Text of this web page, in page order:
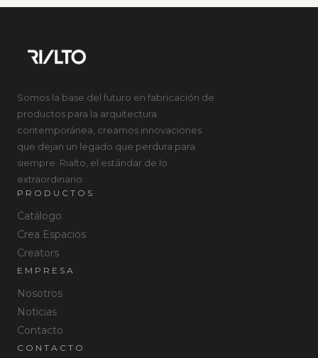
Somos la base del futuro en fabricación de
productos para la arquitectura
contemporánea, creamos innovaciones
que dejan un legado que perdura para
siempre. Rialto, el estándar de lo
extraordinario.
PRODUCTOS
Catálogo
Crea Espacios
Creators
EMPRESA
Nosotros
Noticias
Contacto
CONTACTO